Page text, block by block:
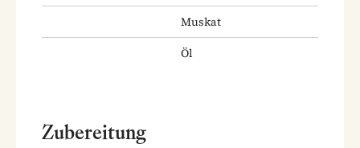
Muskat
Öl
Zubereitung